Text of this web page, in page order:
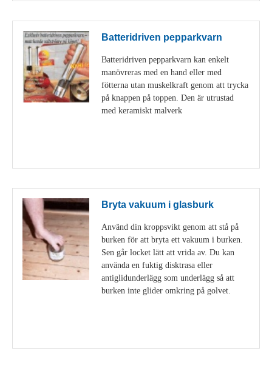
Batteridriven pepparkvarn
Batteridriven pepparkvarn kan enkelt
manövreras med en hand eller med
fötterna utan muskelkraft genom att trycka
på knappen på toppen. Den är utrustad
med keramiskt malverk
Bryta vakuum i glasburk
Använd din kroppsvikt genom att stå på
burken för att bryta ett vakuum i burken.
Sen går locket lätt att vrida av. Du kan
använda en fuktig disktrasa eller
antiglidunderlägg som underlägg så att
burken inte glider omkring på golvet.